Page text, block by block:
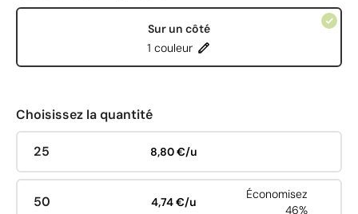
Sur un côté
1 couleur
Choisissez la quantité
25 8,80 €/u
50 4,74 €/u
Économisez
46%